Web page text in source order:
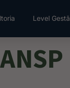
Level